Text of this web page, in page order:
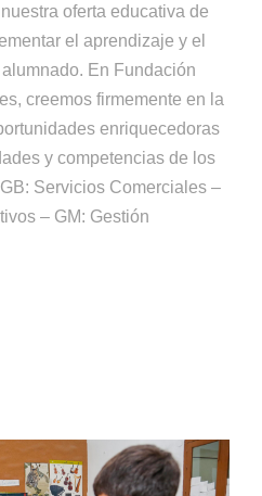
oferta educativa de
el aprendizaje y el
En Fundación
creemos firmemente en la
enriquecedoras
y competencias de los
Servicios Comerciales –
– GM: Gestión